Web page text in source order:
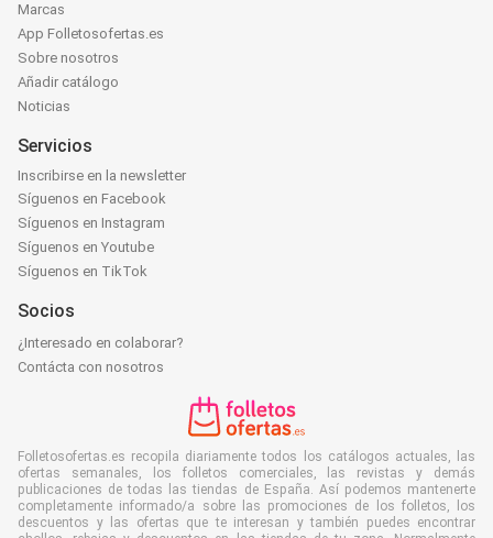
Marcas
App Folletosofertas.es
Sobre nosotros
Añadir catálogo
Noticias
Servicios
Inscribirse en la newsletter
Síguenos en Facebook
Síguenos en Instagram
Síguenos en Youtube
Síguenos en TikTok
Socios
¿Interesado en colaborar?
Contácta con nosotros
Folletosofertas.es recopila diariamente todos los catálogos actuales, las
ofertas semanales, los folletos comerciales, las revistas y demás
publicaciones de todas las tiendas de España. Así podemos mantenerte
completamente informado/a sobre las promociones de los folletos, los
descuentos y las ofertas que te interesan y también puedes encontrar